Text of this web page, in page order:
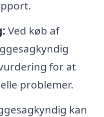
Ved køb af
for at
problemer.
kan